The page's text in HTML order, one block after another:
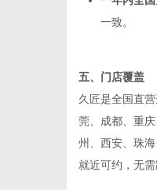
一致。
五、门店覆盖
久匠是全国直
莞、成都、重
州、西安、珠
就近可约，无需